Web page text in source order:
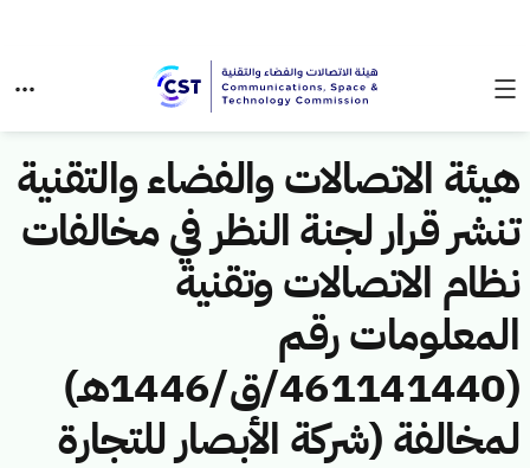
هيئة الاتصالات والفضاء والتقنية
تنشر قرار لجنة النظر في مخالفات
نظام الاتصالات وتقنية
المعلومات رقم
(461141440/ق/1446هـ)
لمخالفة (شركة الأبصار للتجارة